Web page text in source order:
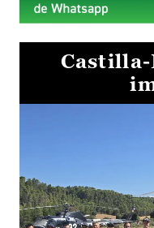
Castilla-